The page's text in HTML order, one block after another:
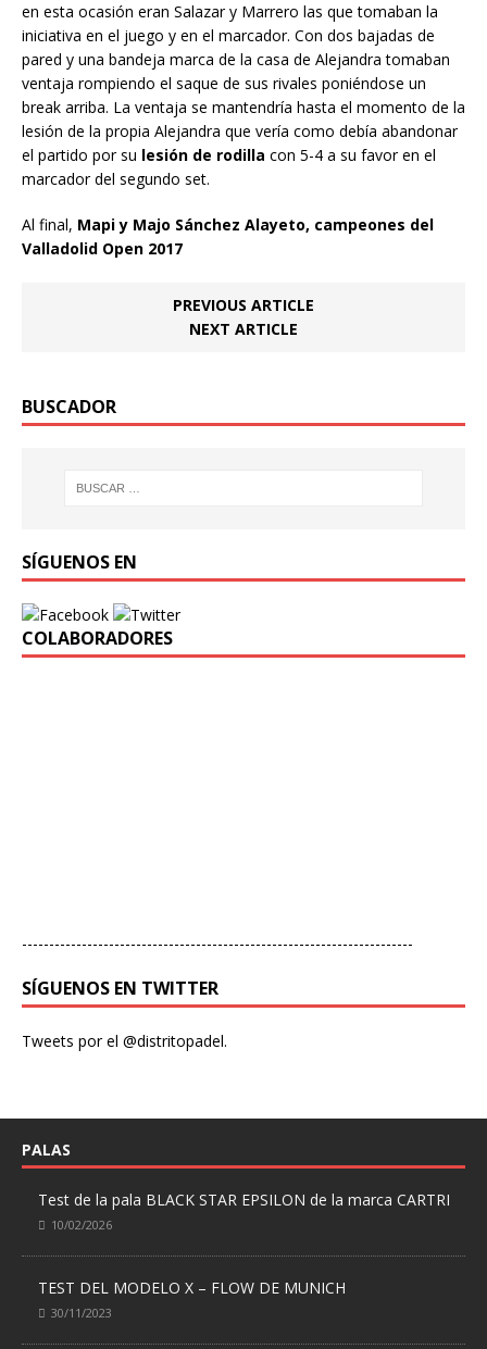
en esta ocasión eran Salazar y Marrero las que tomaban la
iniciativa en el juego y en el marcador. Con dos bajadas de
pared y una bandeja marca de la casa de Alejandra tomaban
ventaja rompiendo el saque de sus rivales poniéndose un
break arriba. La ventaja se mantendría hasta el momento de la
lesión de la propia Alejandra que vería como debía abandonar
el partido por su lesión de rodilla con 5-4 a su favor en el
marcador del segundo set.
Al final, Mapi y Majo Sánchez Alayeto, campeones del
Valladolid Open 2017
PREVIOUS ARTICLE
NEXT ARTICLE
BUSCADOR
SÍGUENOS EN
COLABORADORES
------------------------------------------------------------------------
SÍGUENOS EN TWITTER
Tweets por el @distritopadel.
PALAS
Test de la pala BLACK STAR EPSILON de la marca CARTRI
10/02/2026
TEST DEL MODELO X – FLOW DE MUNICH
30/11/2023